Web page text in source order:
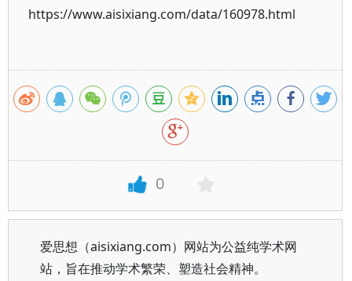
https://www.aisixiang.com/data/160978.html
0
爱思想（aisixiang.com）网站为公益纯学术网
站，旨在推动学术繁荣、塑造社会精神。